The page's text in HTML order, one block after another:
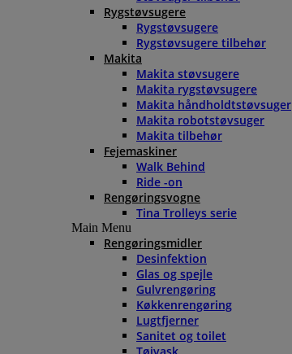
Rygstøvsugere
Rygstøvsugere
Rygstøvsugere tilbehør
Makita
Makita støvsugere
Makita rygstøvsugere
Makita håndholdtstøvsuger
Makita robotstøvsuger
Makita tilbehør
Fejemaskiner
Walk Behind
Ride -on
Rengøringsvogne
Tina Trolleys serie
Main Menu
Rengøringsmidler
Desinfektion
Glas og spejle
Gulvrengøring
Køkkenrengøring
Lugtfjerner
Sanitet og toilet